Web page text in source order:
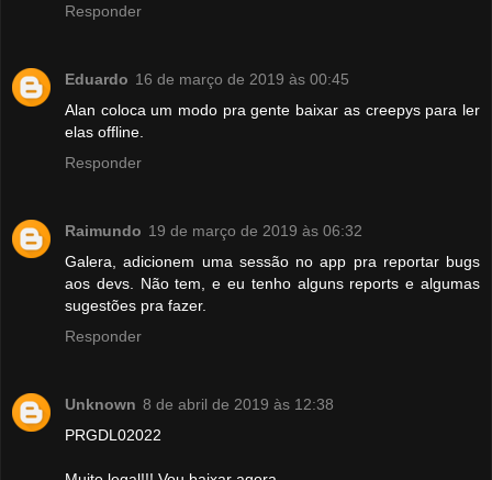
Responder
Eduardo 16 de março de 2019 às 00:45
Alan coloca um modo pra gente baixar as creepys para ler
elas offline.
Responder
Raimundo 19 de março de 2019 às 06:32
Galera, adicionem uma sessão no app pra reportar bugs
aos devs. Não tem, e eu tenho alguns reports e algumas
sugestões pra fazer.
Responder
Unknown 8 de abril de 2019 às 12:38
PRGDL02022